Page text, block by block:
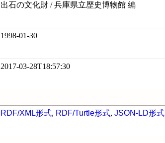
出石の文化財 / 兵庫県立歴史博物館 編
1998-01-30
2017-03-28T18:57:30
RDF/XML形式, RDF/Turtle形式, JSON-LD形式